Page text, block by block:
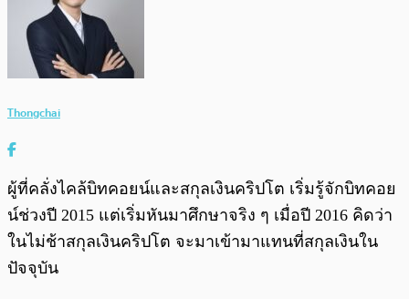
Thongchai
ผู้ที่คลั่งไคล้บิทคอยน์และสกุลเงินคริปโต เริ่มรู้จักบิทคอย
น์ช่วงปี 2015 แต่เริ่มหันมาศึกษาจริง ๆ เมื่อปี 2016 คิดว่า
ในไม่ช้าสกุลเงินคริปโต จะมาเข้ามาแทนที่สกุลเงินใน
ปัจจุบัน